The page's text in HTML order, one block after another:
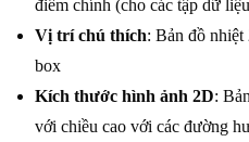
điểm chính (cho các tập dữ
Vị trí chú thích: Bản đồ
box
Kích thước hình ảnh 2D:
với chiều cao với các đường